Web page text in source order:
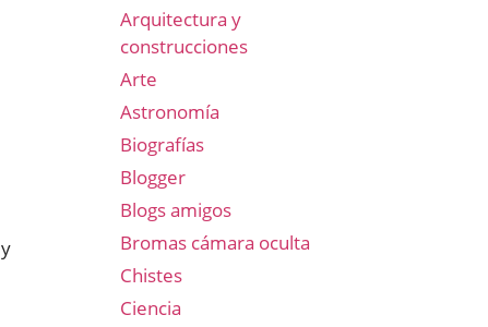
y
Arquitectura y
construcciones
Arte
Astronomía
Biografías
Blogger
Blogs amigos
Bromas cámara oculta
Chistes
Ciencia